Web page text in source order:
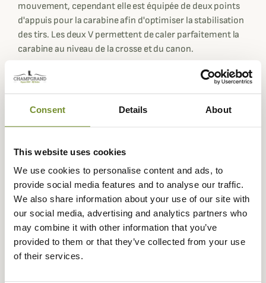
Consent Details About
This website uses cookies
We use cookies to personalise content and ads, to
provide social media features and to analyse our traffic.
We also share information about your use of our site with
our social media, advertising and analytics partners who
may combine it with other information that you’ve
provided to them or that they’ve collected from your use
of their services.
mouvement, cependant elle est équipée de deux points
d'appuis pour la carabine afin d'optimiser la stabilisation
des tirs. Les deux V permettent de caler parfaitement la
carabine au niveau de la crosse et du canon.
La canne de pirsch Monteria 4 Stable Stick est
confectionnée avec un mélange d'aluminium 7075 T6 et
de nylon renforcé à la fibre de verre pour vous offrir une
canne de pirsch résistante et légère avec un poids de 360
grammes.
Cette canne de Pirsch 4 Stable Stick est réglable de 75 à
de terrain où vous vous situez. Par exemple lorsque votre
poste est en bas d'une colline vous ajusterez la canne de
pirsch pour que la crosse soit plus basse que le canon ou
inversement. Elle peut aussi être utilisée lorsque que
vous êtes assis pour une meilleure précision.
La canne de Prisch Monteria 4 Stable Stick est composée